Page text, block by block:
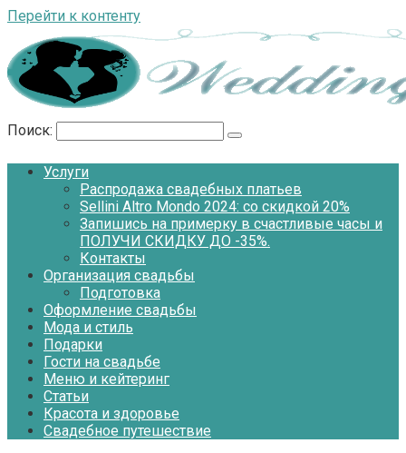
Перейти к контенту
Поиск:
Услуги
Распродажа свадебных платьев
Sellini Altro Mondo 2024: со скидкой 20%
Запишись на примерку в счастливые часы и
ПОЛУЧИ СКИДКУ ДО -35%.
Контакты
Организация свадьбы
Подготовка
Оформление свадьбы
Мода и стиль
Подарки
Гости на свадьбе
Меню и кейтеринг
Статьи
Красота и здоровье
Свадебное путешествие